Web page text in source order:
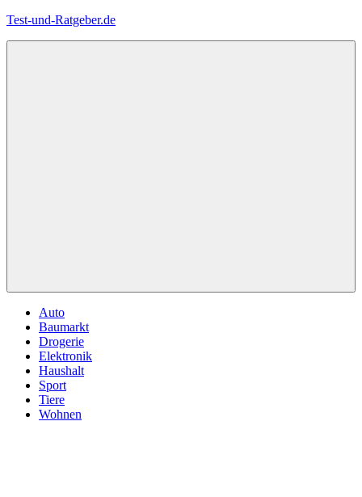
Zum
Test-und-Ratgeber.de
Auto
Baumarkt
Drogerie
Elektronik
Haushalt
Sport
Tiere
Wohnen